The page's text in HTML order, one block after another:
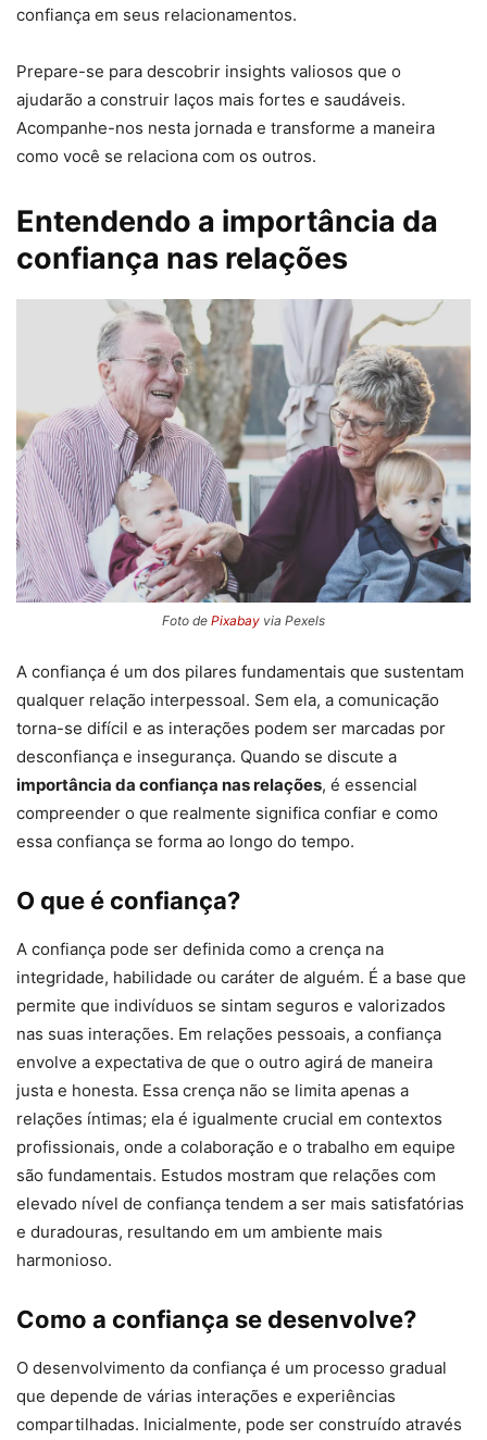
confiança em seus relacionamentos.
Prepare-se para descobrir insights valiosos que o
ajudarão a construir laços mais fortes e saudáveis.
Acompanhe-nos nesta jornada e transforme a maneira
como você se relaciona com os outros.
Entendendo a importância da
confiança nas relações
Foto de Pixabay via Pexels
A confiança é um dos pilares fundamentais que sustentam
qualquer relação interpessoal. Sem ela, a comunicação
torna-se difícil e as interações podem ser marcadas por
desconfiança e insegurança. Quando se discute a
importância da confiança nas relações, é essencial
compreender o que realmente significa confiar e como
essa confiança se forma ao longo do tempo.
O que é confiança?
A confiança pode ser definida como a crença na
integridade, habilidade ou caráter de alguém. É a base que
permite que indivíduos se sintam seguros e valorizados
nas suas interações. Em relações pessoais, a confiança
envolve a expectativa de que o outro agirá de maneira
justa e honesta. Essa crença não se limita apenas a
relações íntimas; ela é igualmente crucial em contextos
profissionais, onde a colaboração e o trabalho em equipe
são fundamentais. Estudos mostram que relações com
elevado nível de confiança tendem a ser mais satisfatórias
e duradouras, resultando em um ambiente mais
harmonioso.
Como a confiança se desenvolve?
O desenvolvimento da confiança é um processo gradual
que depende de várias interações e experiências
compartilhadas. Inicialmente, pode ser construído através